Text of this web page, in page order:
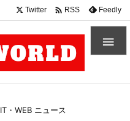

Twitter  RSS Feedly
IT・WEB ニュース